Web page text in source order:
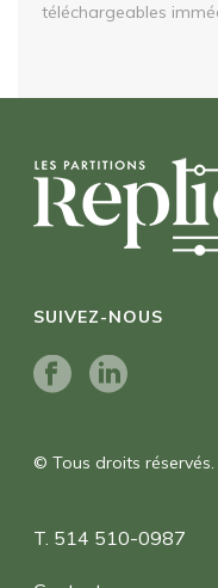
téléchargeables
SUIVEZ-NOUS
© Tous droits réservés.
T. 514 510-0987